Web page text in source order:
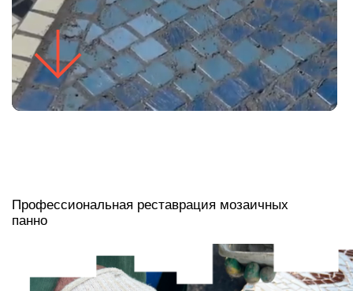
Профессиональная реставрация мозаичных
панно
работа с материалом. Мы знаем состав советских смальт и клеящих смесей,
предвидим, как поведет себя панно после очистки, умеем точно восполнять
утраченные фрагменты. На реставрации собственной коллекции мы «набили
руку» и отработали десятки уникальных методик. Мы возвращаем памятникам
монументального искусства не просто внешний вид, но и структурную
целостность, гарантируя их сохранность на десятилетия.